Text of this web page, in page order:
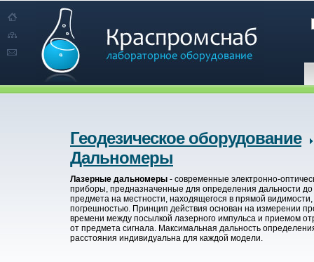
Геодезическое оборудование
Дальномеры
Лазерные дальномеры - современные электронно-
приборы, предназначенные для определения дальности
предмета на местности, находящегося в прямой видимости,
погрешностью. Принцип действия основан на измерении
времени между посылкой лазерного импульса и приемом
от предмета сигнала. Максимальная дальность
расстояния индивидуальна для каждой модели.